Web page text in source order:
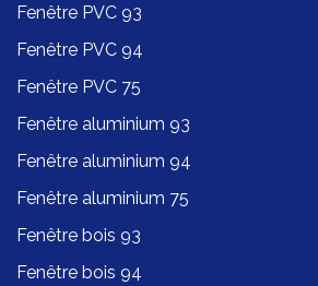
Fenêtre PVC 93
Fenêtre PVC 94
Fenêtre PVC 75
Fenêtre aluminium 93
Fenêtre aluminium 94
Fenêtre aluminium 75
Fenêtre bois 93
Fenêtre bois 94